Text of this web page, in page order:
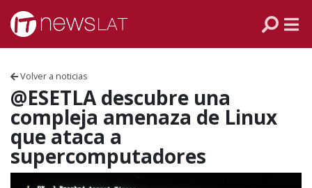
Skip to content
Volver a noticias
@ESETLA descubre una
compleja amenaza de Linux
que ataca a
supercomputadores
VENEZUELA
ECUADOR
PERÚ